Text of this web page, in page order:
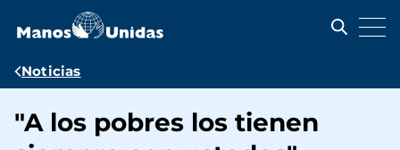
contenido
Ruta
navegación
Noticias
"A los pobres los tienen